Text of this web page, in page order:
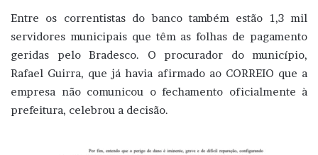
Entre os correntistas do banco também estão 1,3 mil
servidores municipais que têm as folhas de pagamento
geridas pelo Bradesco. O procurador do município,
Rafael Guirra, que já havia afirmado ao CORREIO que a
empresa não comunicou o fechamento oficialmente à
prefeitura, celebrou a decisão.